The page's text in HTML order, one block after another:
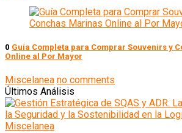
0 Guía Completa para Comprar Souvenirs y
Online al Por Mayor
Miscelanea no comments
Últimos Análisis
Miscelanea